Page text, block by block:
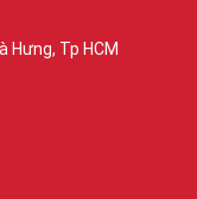
Hưng, Tp HCM